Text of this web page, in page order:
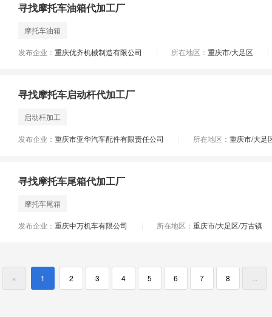
寻找摩托车油箱代加工厂
摩托车油箱
发布企业： 重庆优齐机械制造有限公司 所在地区： 重庆市/大足区
寻找摩托车启动杆代加工厂
启动杆加工
发布企业： 重庆市亚华汽车配件有限责任公司 所在地区： 重庆市/大足
寻找摩托车尾箱代加工厂
摩托车尾箱
发布企业： 重庆中万机车有限公司 所在地区： 重庆市/大足区/万古镇
« 1 2 3 4 5 6 7 8